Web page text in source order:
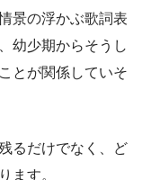
景の浮かぶ歌詞表
幼少期からそうし
とが関係していそ
るだけでなく、ど
ます。